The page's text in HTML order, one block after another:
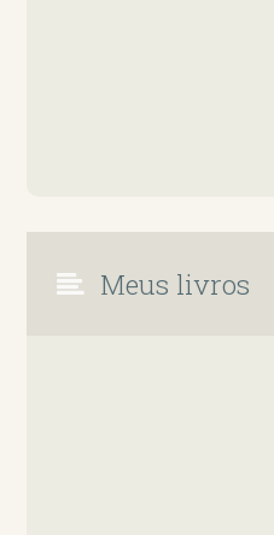
Meus livros